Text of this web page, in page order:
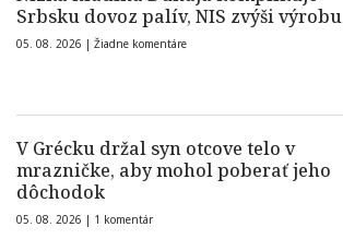
Srbsku dovoz palív, NIS zvýši výrobu
05. 08. 2026 | Žiadne komentáre
V Grécku držal syn otcove telo v
mrazničke, aby mohol poberať jeho
dôchodok
05. 08. 2026 | 1 komentár